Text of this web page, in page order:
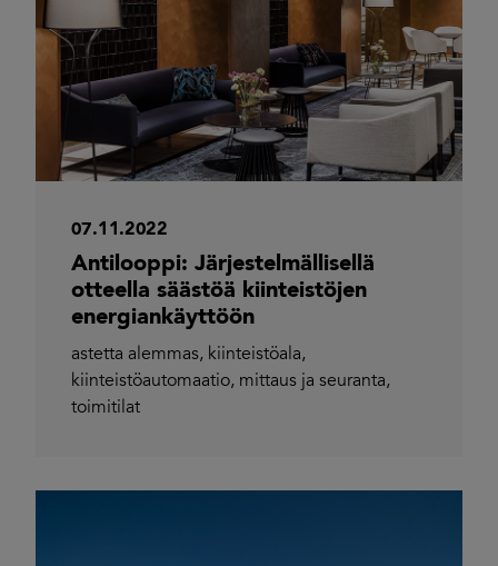
07.11.2022
Antilooppi: Järjestelmällisellä
otteella säästöä kiinteistöjen
energiankäyttöön
astetta alemmas, kiinteistöala,
kiinteistöautomaatio, mittaus ja seuranta,
toimitilat